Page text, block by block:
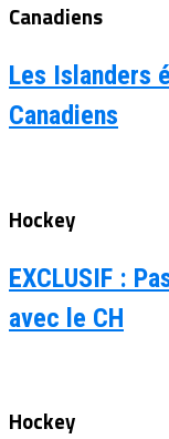
Canadiens
Les Islanders
Canadiens
Hockey
EXCLUSIF :
avec le CH
Hockey